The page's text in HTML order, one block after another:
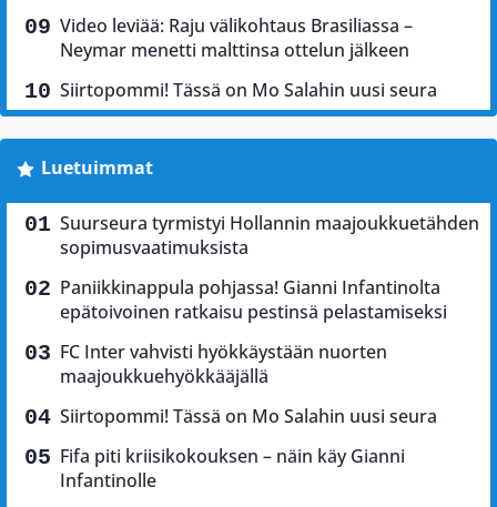
Video leviää: Raju välikohtaus Brasiliassa –
Neymar menetti malttinsa ottelun jälkeen
Siirtopommi! Tässä on Mo Salahin uusi seura
Luetuimmat
Suurseura tyrmistyi Hollannin maajoukkuetähden
sopimusvaatimuksista
Paniikkinappula pohjassa! Gianni Infantinolta
epätoivoinen ratkaisu pestinsä pelastamiseksi
FC Inter vahvisti hyökkäystään nuorten
maajoukkuehyökkääjällä
Siirtopommi! Tässä on Mo Salahin uusi seura
Fifa piti kriisikokouksen – näin käy Gianni
Infantinolle